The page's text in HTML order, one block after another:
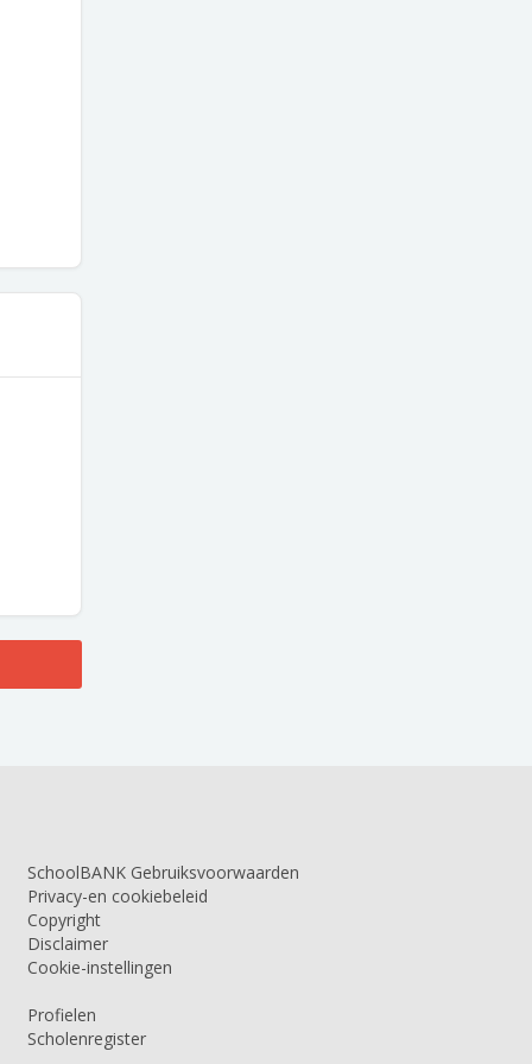
SchoolBANK Gebruiksvoorwaarden
Privacy-en cookiebeleid
Copyright
Disclaimer
Cookie-instellingen
Profielen
Scholenregister